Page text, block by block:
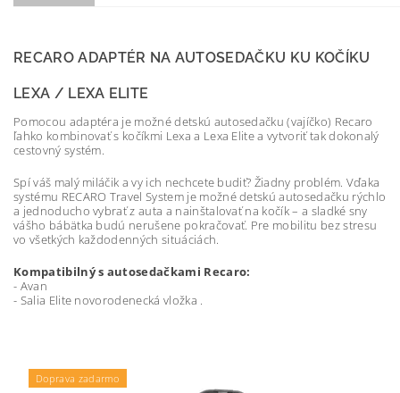
RECARO ADAPTÉR NA AUTOSEDAČKU KU KOČÍKU
LEXA / LEXA ELITE
Pomocou adaptéra je možné detskú autosedačku (vajíčko) Recaro
ľahko kombinovať s kočíkmi Lexa a Lexa Elite a vytvoriť tak dokonalý
cestovný systém.
Spí váš malý miláčik a vy ich nechcete budiť? Žiadny problém. Vďaka
systému RECARO Travel System je možné detskú autosedačku rýchlo
a jednoducho vybrať z auta a nainštalovať na kočík – a sladké sny
vášho bábätka budú nerušene pokračovať. Pre mobilitu bez stresu
vo všetkých každodenných situáciách.
Kompatibilný s autosedačkami Recaro:
- Avan
- Salia Elite novorodenecká vložka .
Doprava zadarmo